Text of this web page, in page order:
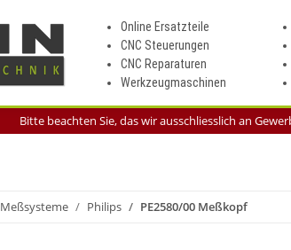
Online Ersatzteile
CNC Steuerungen
CNC Reparaturen
Werkzeugmaschinen
Bitte beachten Sie, das wir ausschliesslich an
Meßsysteme Philips PE2580/00 Meßkopf